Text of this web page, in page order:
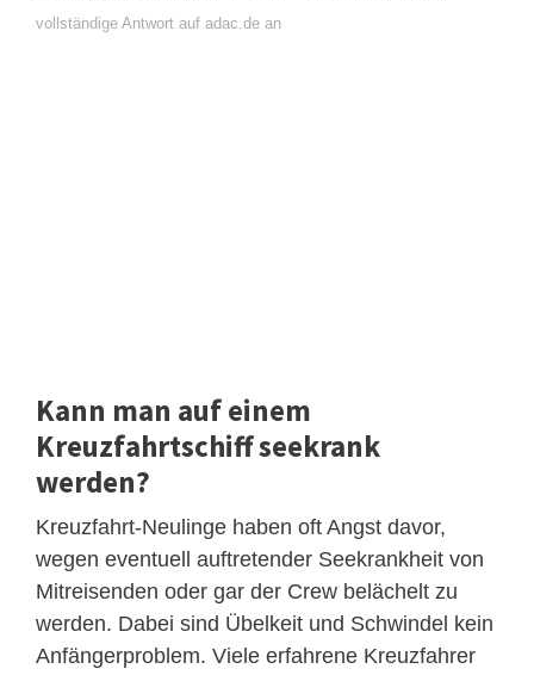
vollständige Antwort auf adac.de an
Kann man auf einem
Kreuzfahrtschiff seekrank
werden?
Kreuzfahrt-Neulinge haben oft Angst davor,
wegen eventuell auftretender Seekrankheit von
Mitreisenden oder gar der Crew belächelt zu
werden. Dabei sind Übelkeit und Schwindel kein
Anfängerproblem. Viele erfahrene Kreuzfahrer